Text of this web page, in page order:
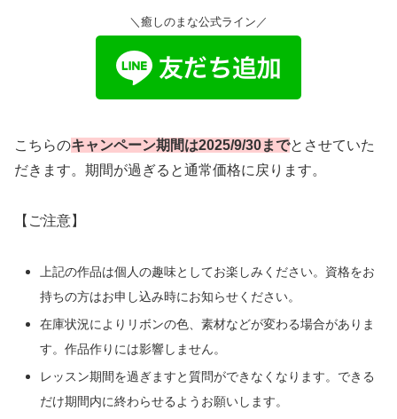
＼癒しのまな公式ライン／
こちらのキャンペーン期間は2025/9/30までとさせていた
だきます。期間が過ぎると通常価格に戻ります。
【ご注意】
上記の作品は個人の趣味としてお楽しみください。資格をお
持ちの方はお申し込み時にお知らせください。
在庫状況によりリボンの色、素材などが変わる場合がありま
す。作品作りには影響しません。
レッスン期間を過ぎますと質問ができなくなります。できる
だけ期間内に終わらせるようお願いします。